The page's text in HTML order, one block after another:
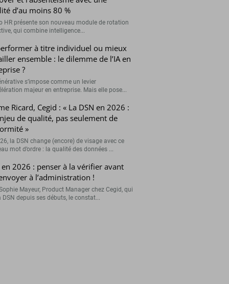
d’au moins 80 %
HR présente son nouveau module de rotation
qui combine intelligence...
à titre individuel ou mieux
ensemble : le dilemme de l’IA en
?
s’impose comme un levier
majeur en entreprise. Mais elle pose...
Ricard, Cegid : « La DSN en 2026 :
de qualité, pas seulement de
»
la DSN change (encore) de visage avec ce
mot d’ordre : la qualité des données ...
en 2026 : penser à la vérifier avant
à l’administration !
Mayeur, Product Manager chez Cegid, qui
DSN depuis ses débuts, le constat...